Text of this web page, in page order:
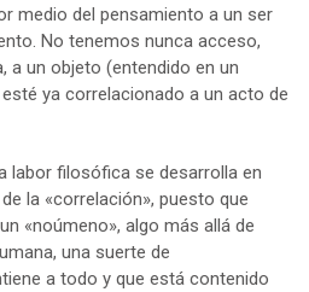
medio del pensamiento a un ser
No tenemos nunca acceso,
a un objeto (entendido en un
ya correlacionado a un acto de
labor filosófica se desarrolla en
la «correlación», puesto que
«noúmeno», algo más allá de
una suerte de
a todo y que está contenido